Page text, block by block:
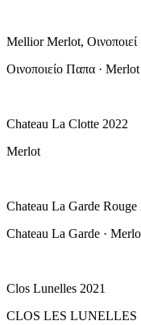
Mellior Merlot, Οινοποιεί
Οινοποιείο Παπα · Merlot
Chateau La Clotte 2022
Merlot
Chateau La Garde Rouge
Chateau La Garde ·
Clos Lunelles 2021
CLOS LES LUNELLES